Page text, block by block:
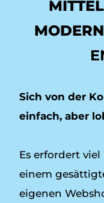
Sich von der
einfach, aber
Es erfordert
einem
eigenen